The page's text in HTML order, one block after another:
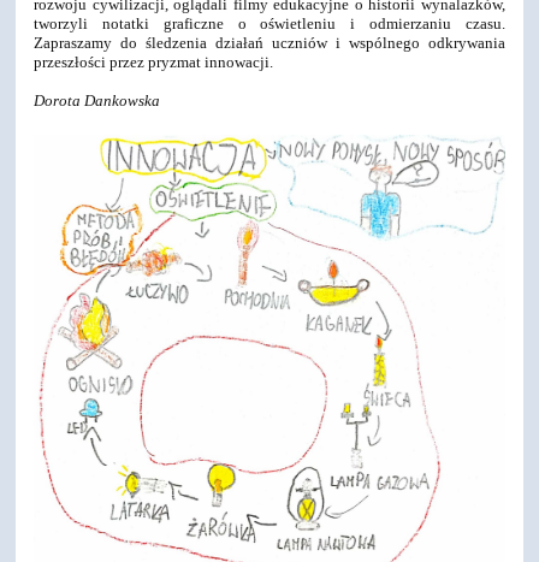
rozwoju cywilizacji, oglądali filmy edukacyjne o historii wynalazków,
tworzyli notatki graficzne o oświetleniu i odmierzaniu czasu.
Zapraszamy do śledzenia działań uczniów i wspólnego odkrywania
przeszłości przez pryzmat innowacji.
Dorota Dankowska